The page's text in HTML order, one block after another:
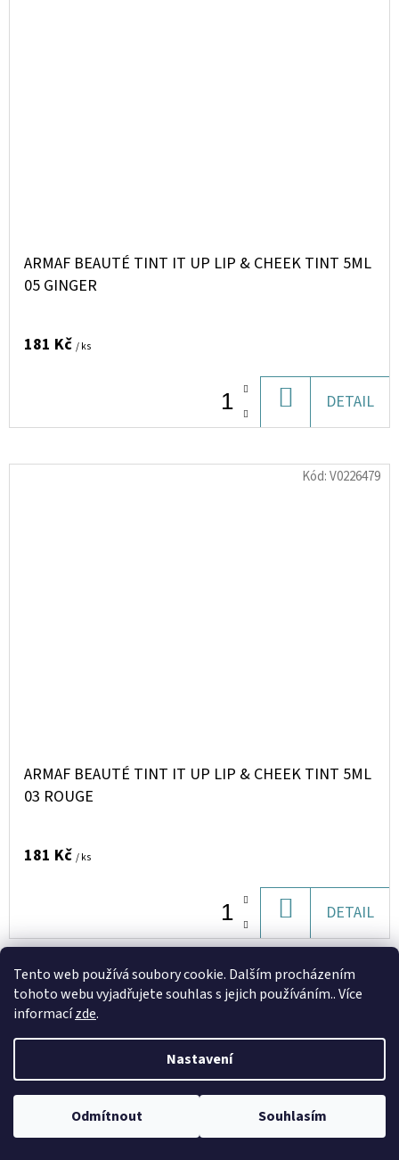
Tento web používá soubory cookie. Dalším procházením
tohoto webu vyjadřujete souhlas s jejich používáním.. Více
informacízde.
Nastavení
Odmítnout Souhlasím
ARMAF BEAUTÉ TINT IT UP LIP & CHEEK TINT 5ML
05 GINGER
181 Kč / ks
KOŠÍKU
DETAIL
ARMAF BEAUTÉ TINT IT UP LIP & CHEEK TINT 5ML
03 ROUGE
181 Kč / ks
KOŠÍKU
DETAIL
Kód:V0226479
Kód: V0226478